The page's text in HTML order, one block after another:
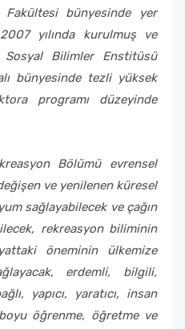
bünyesinde yer
yılında kurulmuş ve
Bilimler Enstitüsü
bünyesinde tezli yüksek
programı düzeyinde
Bölümü evrensel
ve yenilenen küresel
sağlayabilecek ve çağın
rekreasyon biliminin
öneminin ülkemize
erdemli, bilgili,
yapıcı, yaratıcı, insan
öğrenme, öğretme ve